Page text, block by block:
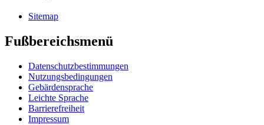
Sitemap
Fußbereichsmenü
Datenschutzbestimmungen
Nutzungsbedingungen
Gebärdensprache
Leichte Sprache
Barrierefreiheit
Impressum